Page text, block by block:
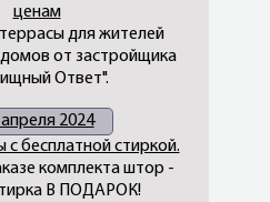
ценам
для жителей
домов от застройщика
Ответ".
2024
бесплатной стиркой.
комплекта штор -
В ПОДАРОК!